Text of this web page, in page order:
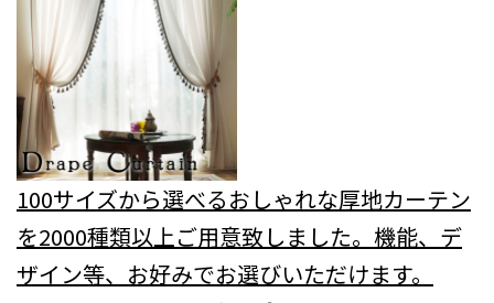
100サイズから選べるおしゃれな厚地カーテン
を2000種類以上ご用意致しました。機能、デ
ザイン等、お好みでお選びいただけます。